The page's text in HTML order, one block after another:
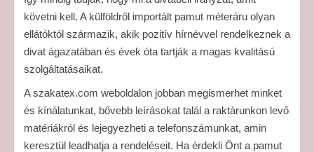
követni kell. A külföldről importált pamut méteráru olyan
ellátóktól származik, akik pozitív hírnévvel rendelkeznek a
divat ágazatában és évek óta tartják a magas kvalitású
szolgáltatásaikat.
A szakatex.com weboldalon jobban megismerhet minket
és kínálatunkat, bővebb leírásokat talál a raktárunkon levő
matériákról és lejegyezheti a telefonszámunkat, amin
keresztül leadhatja a rendeléseit. Ha érdekli Önt a pamut